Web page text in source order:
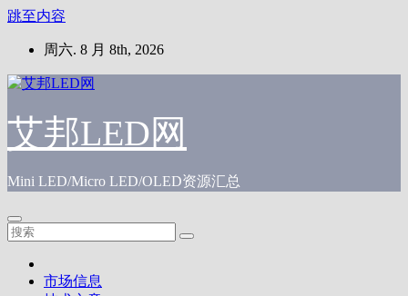
跳至内容
周六. 8 月 8th, 2026
艾邦LED网
Mini LED/Micro LED/OLED资源汇总
市场信息